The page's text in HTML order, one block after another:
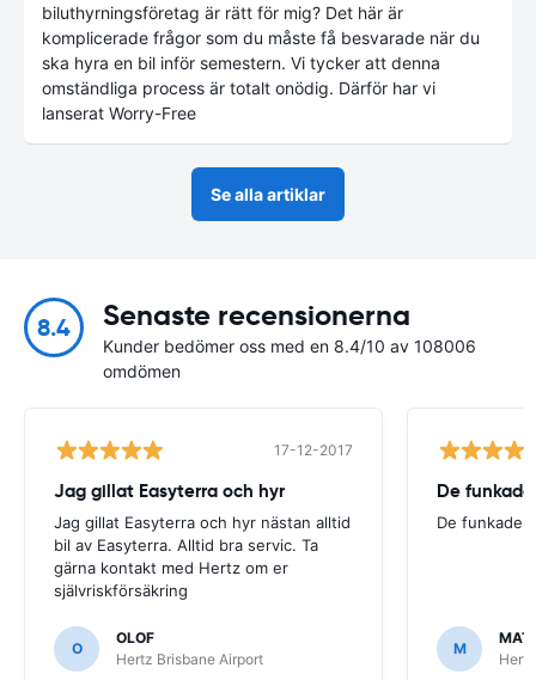
biluthyrningsföretag är rätt för mig? Det här är
komplicerade frågor som du måste få besvarade när du
ska hyra en bil inför semestern. Vi tycker att denna
omständliga process är totalt onödig. Därför har vi
lanserat Worry-Free
Se alla artiklar
8.4 Senaste recensionerna
Kunder bedömer oss med en 8.4/10 av 108006
omdömen
17-12-2017
Jag gillat Easyterra och hyr
Jag gillat Easyterra och hyr nästan alltid
bil av Easyterra. Alltid bra servic. Ta
gärna kontakt med Hertz om er
självriskförsäkring
O
OLOF
Hertz Brisbane Airport
De funkade.
De funkade.
M